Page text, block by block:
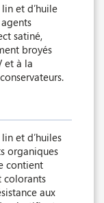
et d’huile
satiné,
broyés
et à la
et d’huiles
organiques
contient
colorants
aux